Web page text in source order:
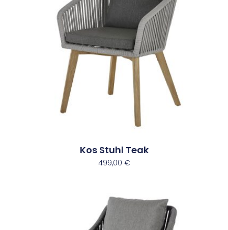
Kos Stuhl Teak
499,00 €